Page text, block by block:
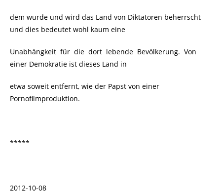
dem wurde und wird das Land von Diktatoren beherrscht
und dies bedeutet wohl kaum eine
Unabhängkeit für die dort lebende Bevölkerung. Von
einer Demokratie ist dieses Land in
etwa soweit entfernt, wie der Papst von einer
Pornofilmproduktion.
*****
2012-10-08